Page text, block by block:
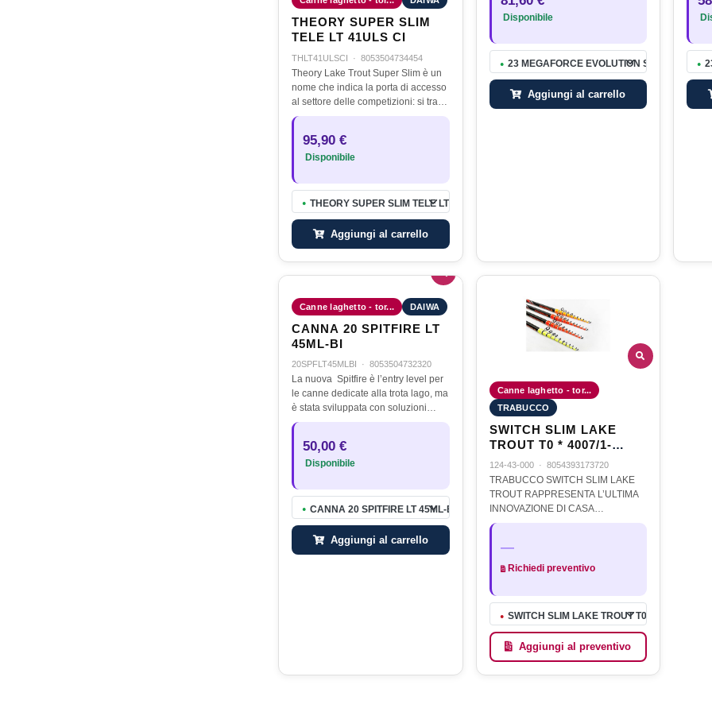
THEORY SUPER SLIM
TELE LT 41ULS CI
THLT41ULSCI · 8053504734454
Theory Lake Trout Super Slim è un
nome che indica la porta di accesso
al settore delle competizioni: si tratta
infatti di canne dedicate alla trota
offerte…
95,90 €
Disponibile
● THEORY SUPER SLIM TELE LT 41ULS CI
Aggiungi al carrello
sottilissimi e le rendono…
Disponibile
● 23 MEGAFORCE EVOLUTION SLIM LAKE
Aggiungi al carrello
●
Canne laghetto - tor... DAIWA
CANNA 20 SPITFIRE LT
45ML-BI
20SPFLT45MLBI · 8053504732320
La nuova Spitfire è l’entry level per
le canne dedicate alla trota lago, ma
è stata sviluppata con soluzioni
progettuali degne di canne di fascia
lunghezze e…
50,00 €
Disponibile
● CANNA 20 SPITFIRE LT 45ML-BI
Aggiungi al carrello
Canne laghetto - tor...
TRABUCCO
SWITCH SLIM LAKE
TROUT T0 * 4007/1-
3(ULLS)
124-43-000 · 8054393173720
TRABUCCO SWITCH SLIM LAKE
TROUT RAPPRESENTA L’ULTIMA
INNOVAZIONE DI CASA
TRABUCCO NEL MONDO DELLA
canne è frutto dello studio,e svariati
test effettuati da Daniele…
—
Richiedi preventivo
● SWITCH SLIM LAKE TROUT T0 * 4007/1-
Aggiungi al preventivo